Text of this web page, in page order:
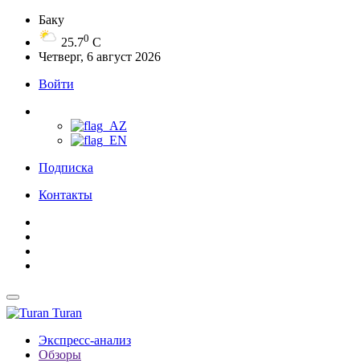
Баку
25.70 C
Четверг, 6 август 2026
Войти
Подписка
Контакты
Turan
Экспресс-анализ
Обзоры